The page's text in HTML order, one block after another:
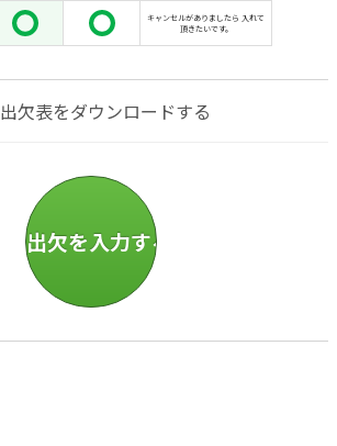
キャンセルがありましたら 入れて
頂きたいです。
出欠表をダウンロードする